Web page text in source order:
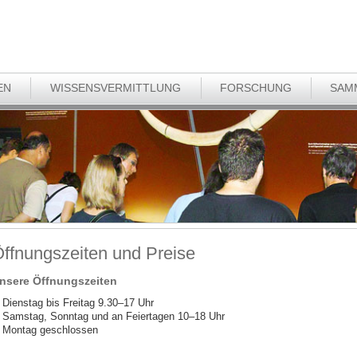
WISSENSVERMITTLUNG FORSCHUNG
und Preise
Öffnungszeiten
Dienstag bis Freitag 9.30–17 Uhr
Samstag, Sonntag und an Feiertagen 10–18 Uhr
Montag geschlossen